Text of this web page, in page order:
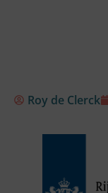
Roy de Clerck